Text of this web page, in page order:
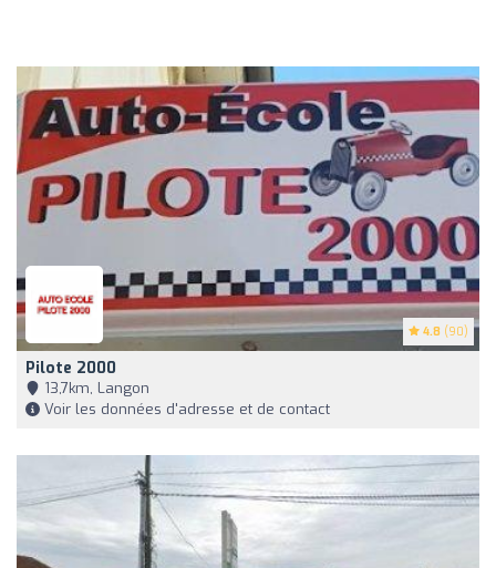
4.8 (90)
Pilote 2000
13,7km, Langon
Voir les données d'adresse et de contact